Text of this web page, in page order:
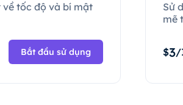
tốc độ và bí mật
Bắt đầu sử dụng
Sử
mẽ
$3/